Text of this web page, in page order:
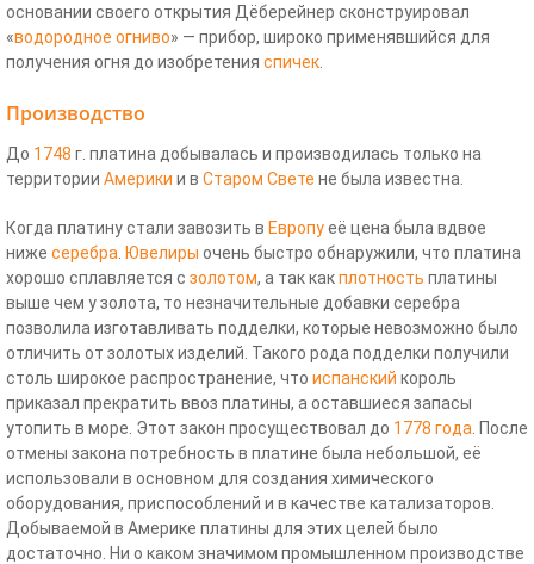
основании своего открытия Дёберейнер сконструировал
«водородное огниво» — прибор, широко применявшийся для
получения огня до изобретения спичек
Производство
До 1748 г. платина добывалась и производилась только на
территории Америки и в Старом Свете не была известна.
Когда платину стали завозить в Европуеё цена была вдвое
ниже серебра Ювелиры очень быстро обнаружили, что платина
хорошо сплавляется с золотом, а так какплотность платины
выше чем у золота, то незначительные добавки серебра
позволила изготавливать подделки, которые невозможно было
отличить от золотых изделий. Такого рода подделки получили
столь широкое распространение, что испанский король
приказал прекратить ввоз платины, а оставшиеся запасы
утопить в море. Этот закон просуществовал до 1778 года . После
отмены закона потребность в платине была небольшой, её
использовали в основном для создания химического
оборудования, приспособлений и в качестве катализаторов.
Добываемой в Америке платины для этих целей было
достаточно. Ни о каком значимом промышленном производстве